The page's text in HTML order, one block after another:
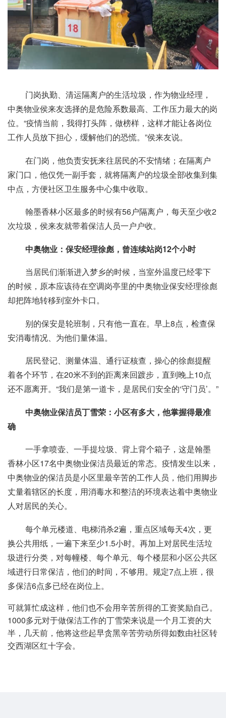
门岗执勤、清运隔离户的生活垃圾，作为物业经理，
中奥物业侯来友选择的是危险系数最高、工作压力最大的岗
位。“疫情当前，我得打头阵，做榜样，这样才能让各岗位
工作人员放下担心，缓解他们的恐慌。”侯来友说。
在门岗，他负责安抚来往居民的不安情绪；在隔离户
家门口，他仅凭一副手套，就将隔离户的垃圾全部收集到集
中点，方便社区卫生服务中心集中收取。
翰墨香林小区最多的时候有56户隔离户，每天至少收2
次垃圾，侯来友就带着保洁人员一户户收。
中奥物业：保安经理徐彪，曾连续站岗12个小时
当居民们渐渐进入梦乡的时候，当室外温度已经零下
的时候，原本应该待在空调岗亭里的中奥物业保安经理徐彪
却把阵地转移到室外卡口。
别的保安是轮班制，只有他一直在。早上8点，检查保
安消毒情况、为他们量体温。
居民登记、测量体温、通行证核查，操心的徐彪提醒
着各个环节，在20米不到的距离来回踱步，直到晚上10点
还不愿离开。“我们是第一道卡，是居民们安全的‘守门员’。”
中奥物业保洁员丁雪荣：小区有多大，他掌握得最准
确
一手拿喷壶、一手提垃圾、背上背个箱子，这是翰墨
香林小区17名中奥物业保洁员最近的常态。疫情发生以来，
中奥物业的保洁员是小区里最辛苦的工作人员，他们用脚步
丈量着辖区的长度，用消毒水和整洁的环境表达着中奥物业
人对居民的关心。
每个单元楼道、电梯消杀2遍，重点区域每天4次，更
换公共用纸，一遍下来至少1.5小时。再加上对居民生活垃
圾进行分类，对每幢楼、每个单元、每个楼层和小区公共区
域进行日常保洁，他们的时间，不够用。规定7点上班，很
多保洁6点多已经在岗位上。
可就算忙成这样，他们也不会用辛苦所得的工资奖励自己。
1000多元对于做保洁工作的丁雪荣来说是一个月工资的大
半，几天前，他将这些起早贪黑辛苦劳动所得如数由社区转
交西湖区红十字会。